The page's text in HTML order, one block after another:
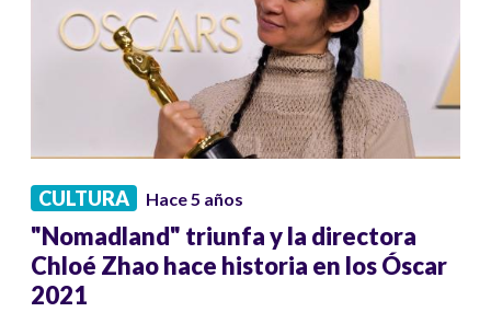
CULTURA Hace 5 años
"Nomadland" triunfa y la directora
Chloé Zhao hace historia en los Óscar
2021